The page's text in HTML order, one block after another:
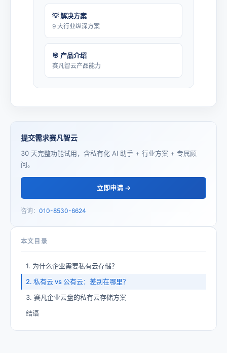
💡 解决方案
9 大行业纵深方案
🎯 产品介绍
赛凡智云产品能力
提交需求赛凡智云
30 天完整功能试用，含私有化 AI 助手 + 行业方案 + 专属顾
问。
立即申请 →
咨询： 010-8530-6624
本文目录
1. 为什么企业需要私有云存储？
2. 私有云 vs 公有云：差别在哪里？
3. 赛凡企业云盘的私有云存储方案
结语